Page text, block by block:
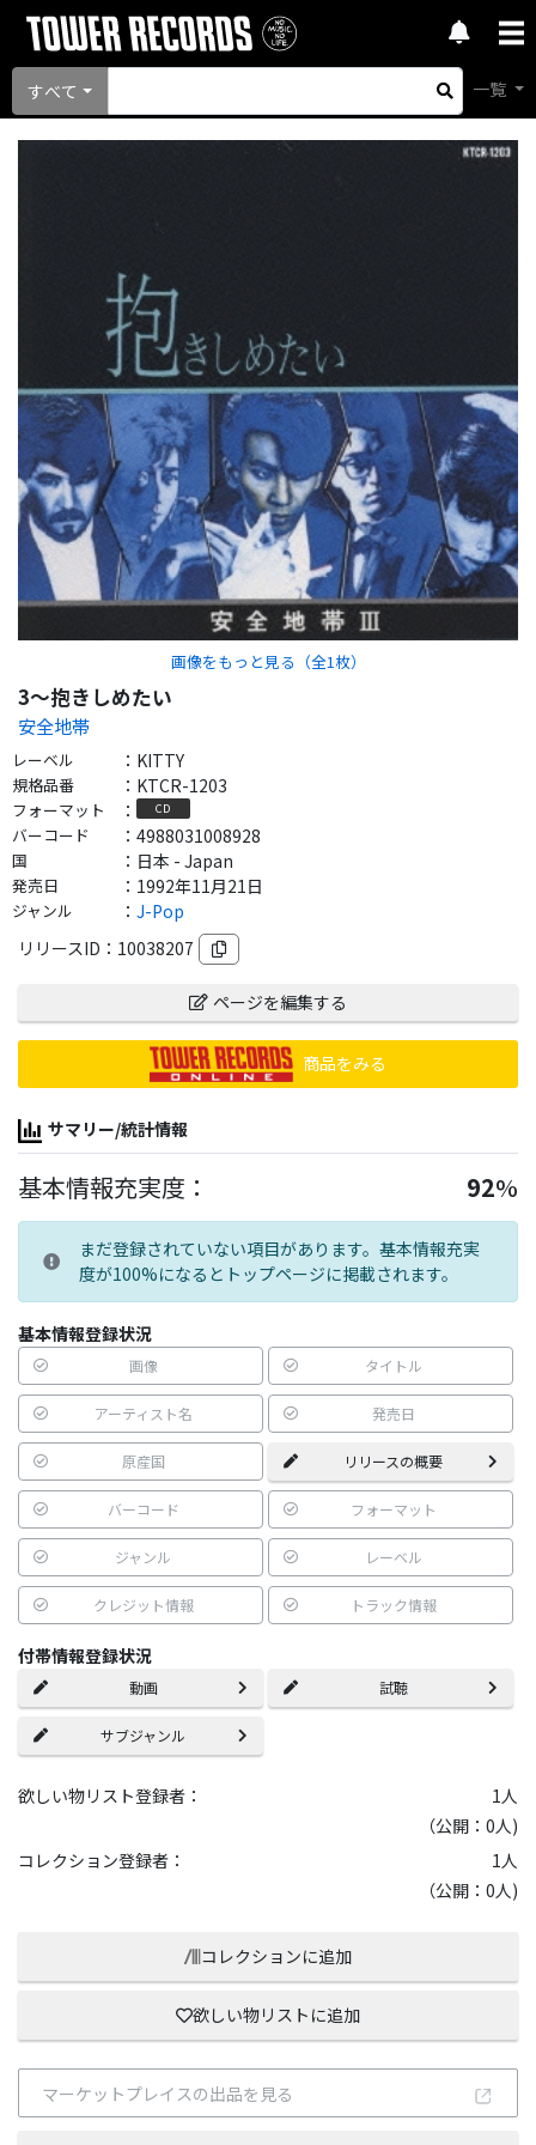
すべて 一覧
画像をもっと見る（全1 枚）
3～抱きしめたい
安全地帯
レーベル ： KITTY
規格品番 ： KTCR-1203
フォーマット ： CD
バーコード ： 4988031008928
国 ： 日本 - Japan
発売日 ： 1992年11月21日
ジャンル ： J-Pop
リリースID： 10038207
ページを編集する
商品をみる
サマリー/統計情報
基本情報充実度： 92%
まだ登録されていない項目があります。基本情報充実
度が100%になるとトップページに掲載されます。
基本情報登録状況
画像 タイトル
アーティスト名 発売日
原産国 リリースの概要
バーコード フォーマット
ジャンル レーベル
クレジット情報 トラック情報
付帯情報登録状況
動画 試聴
サブジャンル
欲しい物リスト登録者： 1人
（公開：0人)
コレクション登録者：
1人
（公開：0人)
コレクションに追加
欲しい物リストに追加
マーケットプレイスの出品を見る